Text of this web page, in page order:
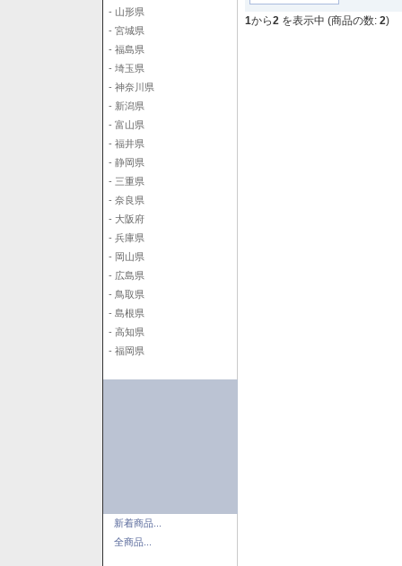
- 山形県
- 宮城県
- 福島県
- 埼玉県
- 神奈川県
- 新潟県
- 富山県
- 福井県
- 静岡県
- 三重県
- 奈良県
- 大阪府
- 兵庫県
- 岡山県
- 広島県
- 鳥取県
- 島根県
- 高知県
- 福岡県
新着商品...
全商品...
1から2 を表示中 (商品の数: 2)